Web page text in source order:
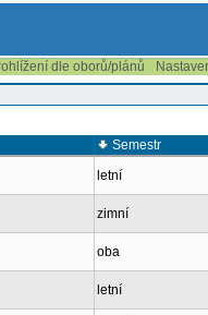
dle oborů/plánů
Semestr
letní
zimní
oba
letní